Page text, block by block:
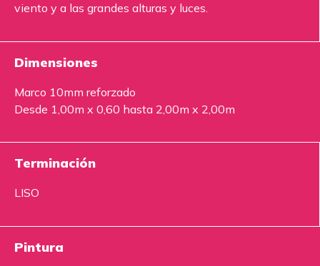
viento y a las grandes alturas y luces.
Dimensiones
Marco 10mm reforzado
Desde 1,00m x 0,60 hasta 2,00m x 2,00m
Terminación
LISO
Pintura